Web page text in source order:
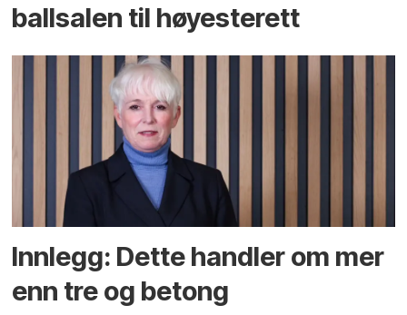
ballsalen til høyesterett
Innlegg: Dette handler om mer
enn tre og betong